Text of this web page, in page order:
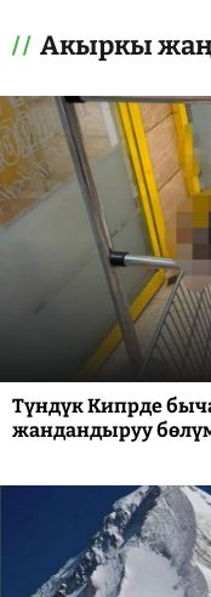
Акыркы
Түндүк Кипрде
жандандыруу